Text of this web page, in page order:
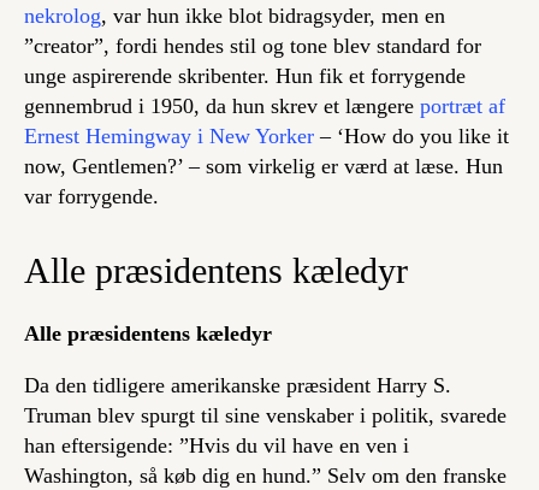
nekrolog, var hun ikke blot bidragsyder, men en
”creator”, fordi hendes stil og tone blev standard for
unge aspirerende skribenter. Hun fik et forrygende
gennembrud i 1950, da hun skrev et længere portræt af
Ernest Hemingway i New Yorker – ‘How do you like it
now, Gentlemen?’ – som virkelig er værd at læse. Hun
var forrygende.
Alle præsidentens kæledyr
Alle præsidentens kæledyr
Da den tidligere amerikanske præsident Harry S.
Truman blev spurgt til sine venskaber i politik, svarede
han eftersigende: ”Hvis du vil have en ven i
Washington, så køb dig en hund.” Selv om den franske